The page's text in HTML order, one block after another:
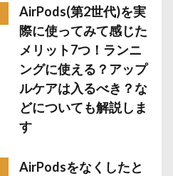
AirPods(第2世代)を実
際に使ってみて感じた
メリット7つ！ランニ
ングに使える？アップ
ルケアは入るべき？な
どについても解説しま
す
AirPodsをなくしたと